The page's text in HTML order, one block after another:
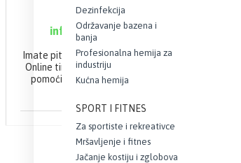
Dezinfekcija
Održavanje bazena i
banja
Profesionalna hemija za
industriju
Kućna hemija
SPORT I FITNES
Za sportiste i rekreativce
Mršavljenje i fitnes
Jačanje kostiju i zglobova
063 10 21 100
info@webapoteka.rs
Imate pitanja u vezi Vaše narudžbine?
Online tim apoteke Demetra će Vam
pomoći da brzo i efikasno završite